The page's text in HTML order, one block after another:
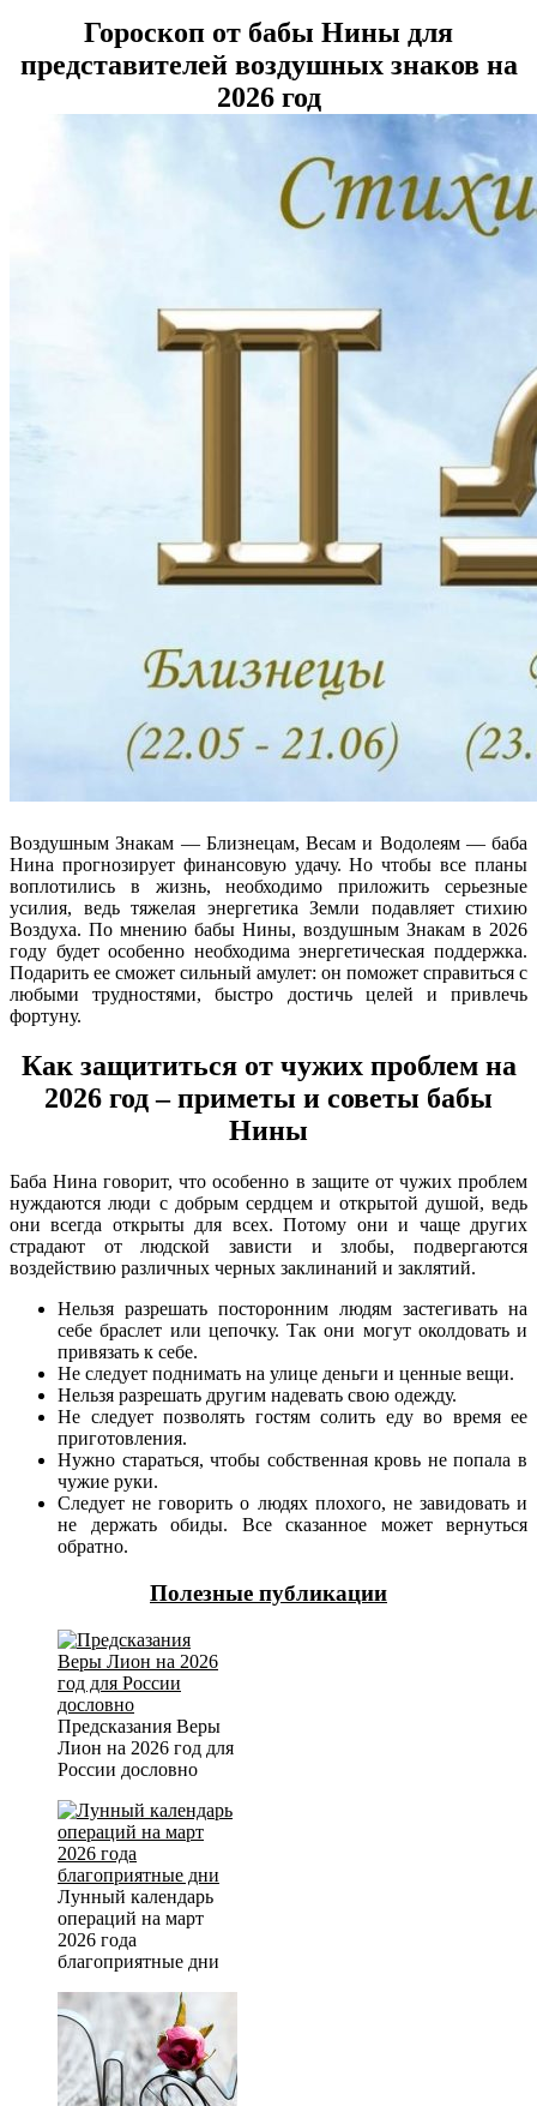
Гороскоп от бабы Нины для
представителей воздушных знаков на
2026 год
Воздушным Знакам — Близнецам, Весам и Водолеям — баба
Нина прогнозирует финансовую удачу. Но чтобы все планы
воплотились в жизнь, необходимо приложить серьезные
усилия, ведь тяжелая энергетика Земли подавляет стихию
Воздуха. По мнению бабы Нины, воздушным Знакам в 2026
году будет особенно необходима энергетическая поддержка.
Подарить ее сможет сильный амулет: он поможет справиться с
любыми трудностями, быстро достичь целей и привлечь
фортуну.
Как защититься от чужих проблем на
2026 год – приметы и советы бабы
Нины
Баба Нина говорит, что особенно в защите от чужих проблем
нуждаются люди с добрым сердцем и открытой душой, ведь
они всегда открыты для всех. Потому они и чаще других
страдают от людской зависти и злобы, подвергаются
воздействию различных черных заклинаний и заклятий.
Нельзя разрешать посторонним людям застегивать на
себе браслет или цепочку. Так они могут околдовать и
привязать к себе.
Не следует поднимать на улице деньги и ценные вещи.
Нельзя разрешать другим надевать свою одежду.
Не следует позволять гостям солить еду во время ее
приготовления.
Нужно стараться, чтобы собственная кровь не попала в
чужие руки.
Следует не говорить о людях плохого, не завидовать и
не держать обиды. Все сказанное может вернуться
обратно.
Полезные публикации
Предсказания Веры
Лион на 2026 год для
России дословно
Лунный календарь
операций на март
2026 года
благоприятные дни